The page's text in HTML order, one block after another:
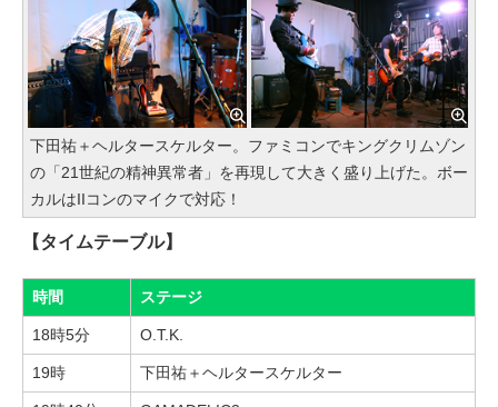
下田祐＋ヘルタースケルター。ファミコンでキングクリムゾン
の「21世紀の精神異常者」を再現して大きく盛り上げた。ボー
カルはIIコンのマイクで対応！
【タイムテーブル】
時間 ステージ
18時5分 O.T.K.
19時 下田祐＋ヘルタースケルター